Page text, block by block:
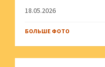
18.05.2026
БОЛЬШЕ ФОТО